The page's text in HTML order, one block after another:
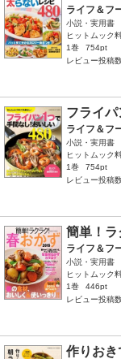
ライフ＆フ
小説・実用書
ヒットムック
1巻
754pt
レビュー投稿
フライ
ライフ＆フ
小説・実用書
ヒットムック
1巻
754pt
レビュー投稿
簡単！ラ
ライフ＆フ
小説・実用書
ヒットムック
1巻
446pt
レビュー投稿
作りおき